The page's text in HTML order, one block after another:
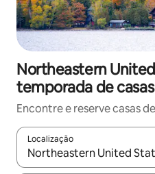
Northeastern
temporada de
Encontre e reserve casas
Localização
Quando os resultados